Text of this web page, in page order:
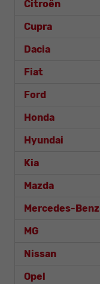
Citroën
Cupra
Dacia
Fiat
Ford
Honda
Hyundai
Kia
Mazda
Mercedes-Benz
MG
Nissan
Opel